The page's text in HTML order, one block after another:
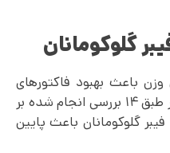
گلوکومانان
وزن باعث بهبود فاکتورهای
مرتبط با بیماری قلبی می شود. بر طبق ۱۴ بررسی انجام شده بر
گلوکومانان باعث پایین